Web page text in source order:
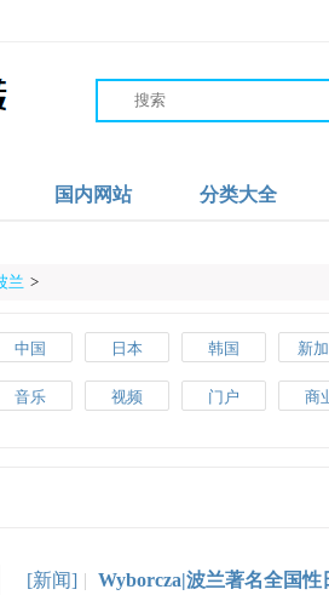
国内网站 分类大全
兰 >
中国 日本 韩国 新
伊朗 阿联酋 阿富汗 英
音乐 视频 门户 商
[新闻] | Wyborcza|波兰著名全国性